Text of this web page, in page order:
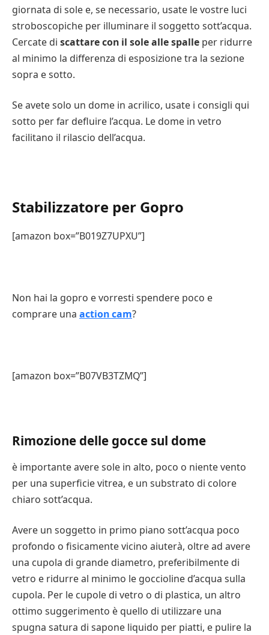
giornata di sole e, se necessario, usate le vostre luci
stroboscopiche per illuminare il soggetto sott’acqua.
Cercate di scattare con il sole alle spalle per ridurre
al minimo la differenza di esposizione tra la sezione
sopra e sotto.
Se avete solo un dome in acrilico, usate i consigli qui
sotto per far defluire l’acqua. Le dome in vetro
facilitano il rilascio dell’acqua.
Stabilizzatore per Gopro
[amazon box=”B019Z7UPXU”]
Non hai la gopro e vorresti spendere poco e
comprare una action cam?
[amazon box=”B07VB3TZMQ”]
Rimozione delle gocce sul dome
è importante avere sole in alto, poco o niente vento
per una superficie vitrea, e un substrato di colore
chiaro sott’acqua.
Avere un soggetto in primo piano sott’acqua poco
profondo o fisicamente vicino aiuterà, oltre ad avere
una cupola di grande diametro, preferibilmente di
vetro e ridurre al minimo le goccioline d’acqua sulla
cupola. Per le cupole di vetro o di plastica, un altro
ottimo suggerimento è quello di utilizzare una
spugna satura di sapone liquido per piatti, e pulire la